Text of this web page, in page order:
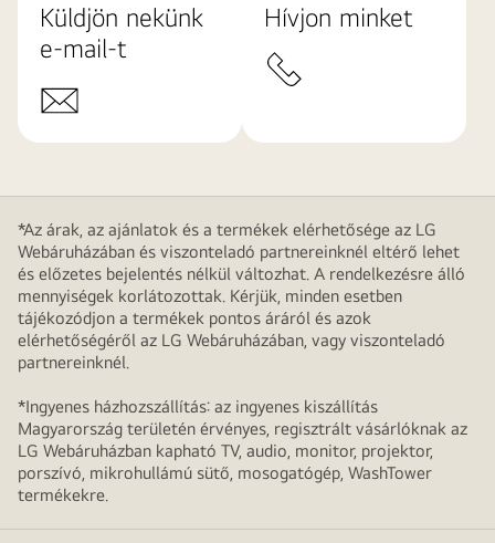
Küldjön nekünk
e-mail-t
Hívjon minket
*Az árak, az ajánlatok és a termékek elérhetősége az LG
Webáruházában és viszonteladó partnereinknél eltérő lehet
és előzetes bejelentés nélkül változhat. A rendelkezésre álló
mennyiségek korlátozottak. Kérjük, minden esetben
tájékozódjon a termékek pontos áráról és azok
elérhetőségéről az LG Webáruházában, vagy viszonteladó
partnereinknél.
*Ingyenes házhozszállítás: az ingyenes kiszállítás
Magyarország területén érvényes, regisztrált vásárlóknak az
LG Webáruházban kapható TV, audio, monitor, projektor,
porszívó, mikrohullámú sütő, mosogatógép, WashTower
termékekre.